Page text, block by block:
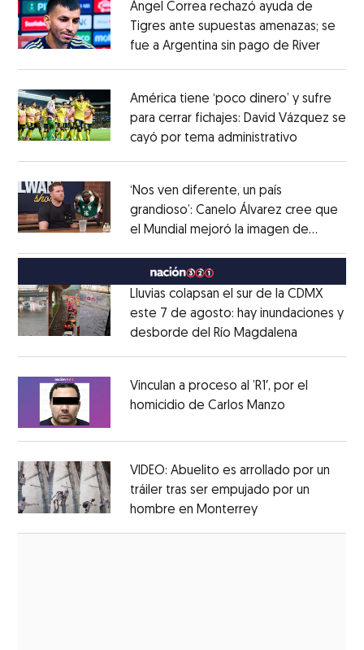
Ángel Correa rechazó ayuda de
Tigres ante supuestas amenazas; se
fue a Argentina sin pago de RiverOpens
América tiene ‘poco dinero’ y sufre
para cerrar fichajes: David Vázquez se
cayó por tema administrativo
‘Nos ven diferente, un país
grandioso’: Canelo Álvarez cree que
el Mundial mejoró la imagen de
Lluvias colapsan el sur de la CDMX
este 7 de agosto: hay inundaciones y
desborde del Río Magdalena
Opens in new window
Vinculan a proceso al ’R1′, por el
homicidio de Carlos Manzo
VIDEO: Abuelito es arrollado por un
tráiler tras ser empujado por un
hombre en MonterreyOpens in new